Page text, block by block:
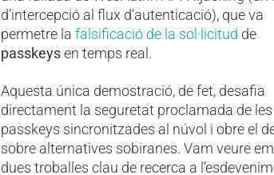
d’intercepció al flux d’autenticació), que va
permetre la falsificació de la sol·licitud de
passkeysen temps real.
Aquesta única demostració, de fet, desafia
directament la seguretat proclamada de les
passkeys sincronitzades al núvol i obre el
sobre alternatives sobiranes. Vam veure
dues troballes clau de recerca a